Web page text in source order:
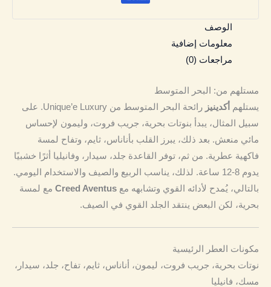
الوصف
معلومات إضافية
مراجعات (0)
مستلهم من: البحر المتوسط
يستلهم أكدينيز
رائحة البحر المتوسط من Unique’e Luxury. على
سبيل المثال، يبدأ بنوتات بحرية، جريب فروت، وليمون لإحساس
مائي منعش. بعد ذلك، يبرز القلب بأناناس، ثايم، وتفاح لمسة
فاكهية عطرية. من ثم، توفر القاعدة جلد، سيدار، وفانيليا أثرًا خشبيًا
يدوم 8-12 ساعة. لذلك، يناسب الربيع والصيف والاستخدام اليومي.
بالتالي، يُمدح لأدائه القوي وتشابهه مع Creed Aventus مع لمسة
بحرية، لكن البعض ينتقد الجلد القوي في الصيف.
مكونات العطر الرئيسية
نوتات بحرية، جريب فروت، ليمون، أناناس، ثايم، تفاح، جلد، سيدار،
مسك، فانيليا